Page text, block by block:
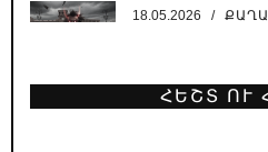
18.05.2026 /
18.05.2026 /
ՀԵՇՏ ՈՒ